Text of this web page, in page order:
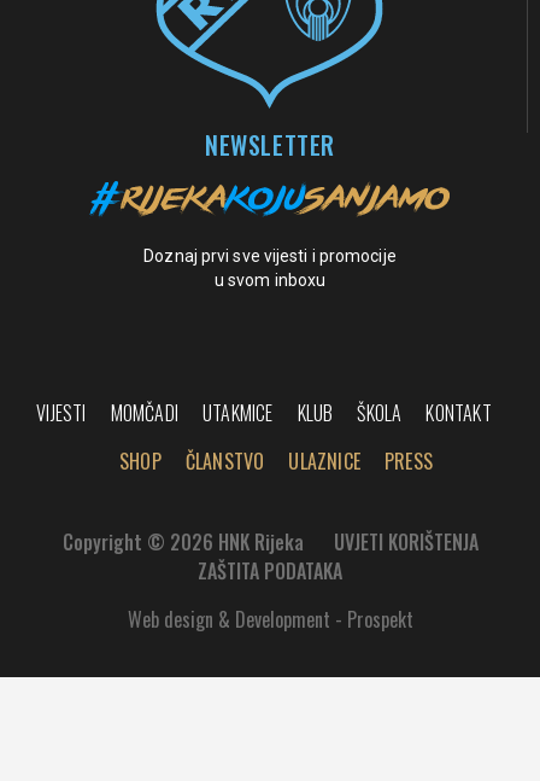
NEWSLETTER
Doznaj prvi sve vijesti i promocije
u svom inboxu
VIJESTI MOMČADI UTAKMICE KLUB ŠKOLA
KONTAKT
SHOP
ČLANSTVO ULAZNICE PRESS
Copyright © 2026 HNK Rijeka
UVJETI KORIŠTENJA
ZAŠTITA PODATAKA
Web design & Development - Prospekt